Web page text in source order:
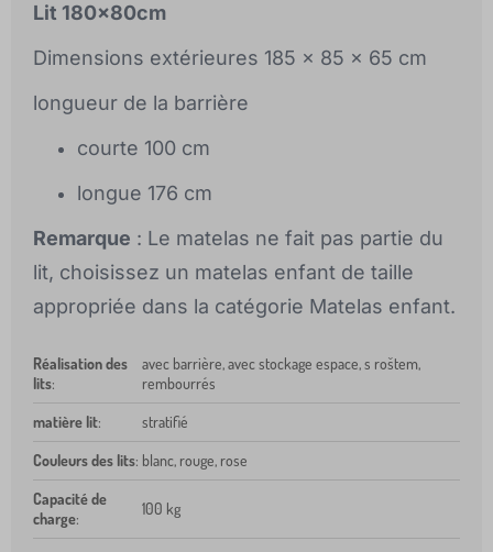
Lit 180x80cm
Dimensions extérieures 185 x 85 x 65 cm
longueur de la barrière
courte 100 cm
longue 176 cm
Remarque : Le matelas ne fait pas partie du
lit, choisissez un matelas enfant de taille
appropriée dans la catégorie Matelas enfant.
Réalisation des
lits:
avec barrière, avec stockage espace, s roštem,
rembourrés
matière lit: stratifié
Couleurs des lits: blanc, rouge, rose
Capacité de
charge:
100 kg